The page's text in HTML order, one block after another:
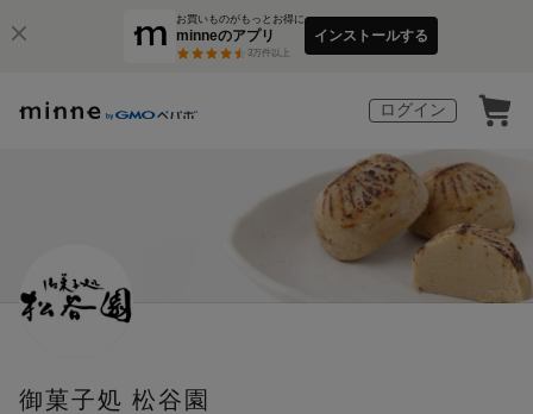
お買いものがもっとお得に
minneのアプリ
3万件以上
インストールする
ログイン
御菓子処 松谷園